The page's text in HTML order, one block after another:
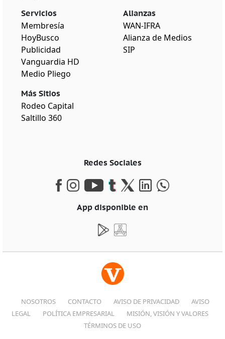
Servicios
Membresía
HoyBusco
Publicidad
Vanguardia HD
Medio Pliego
Más Sitios
Rodeo Capital
Saltillo 360
Alianzas
WAN-IFRA
Alianza de Medios
SIP
Redes Sociales
App disponible en
NOSOTROS CONTACTO AVISO DE PRIVACIDAD
AVISO
LEGAL
POLÍTICA EMPRESARIAL
MISIÓN, VISIÓN Y VALORES
TÉRMINOS DE USO